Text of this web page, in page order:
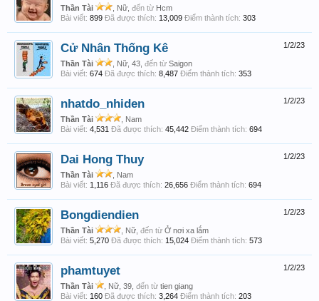
Thần Tài , Nữ, đến từ Hcm
Bài viết: 899 Đã được thích: 13,009 Điểm thành tích: 303
1/2/23
Cử Nhân Thống Kê
Thần Tài , Nữ, 43, đến từ Saigon
Bài viết: 674 Đã được thích: 8,487 Điểm thành tích: 353
1/2/23
nhatdo_nhiden
Thần Tài
, Nam
Bài viết: 4,531 Đã được thích: 45,442 Điểm thành tích: 694
1/2/23
Dai Hong Thuy
Thần Tài
, Nam
Bài viết: 1,116 Đã được thích: 26,656 Điểm thành tích: 694
1/2/23
Bongdiendien
Thần Tài , Nữ, đến từ Ở nơi xa lắm
Bài viết: 5,270 Đã được thích: 15,024 Điểm thành tích: 573
1/2/23
phamtuyet
Thần Tài , Nữ, 39, đến từ tien giang
Bài viết: 160 Đã được thích: 3,264 Điểm thành tích: 203